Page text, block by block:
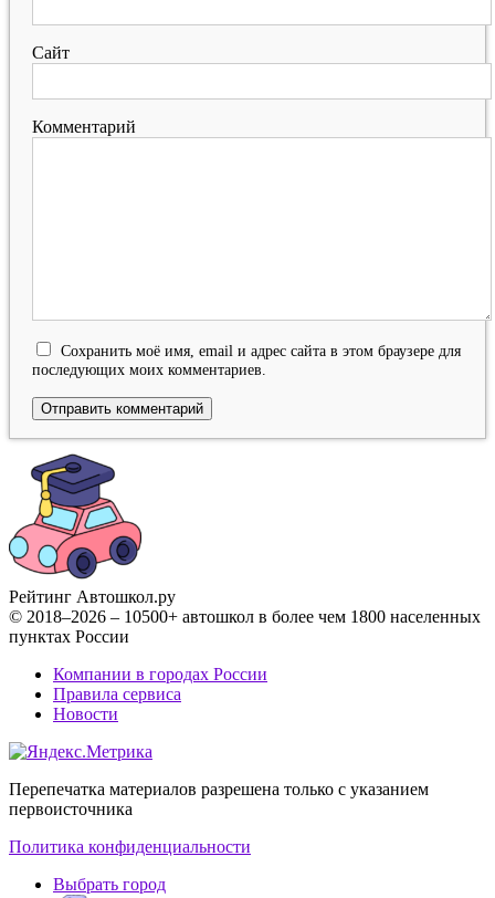
Сайт
Комментарий
Сохранить моё имя, email и адрес сайта в этом браузере для
последующих моих комментариев.
Рейтинг Автошкол.ру
© 2018–2026 – 10500+ автошкол в более чем 1800 населенных
пунктах России
Компании в городах России
Правила сервиса
Новости
Перепечатка материалов разрешена только с указанием
первоисточника
Политика конфиденциальности
Выбрать город